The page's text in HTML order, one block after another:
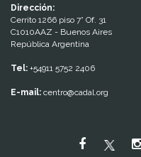
Dirección:
Cerrito 1266 piso 7° Of. 31
C1010AAZ - Buenos Aires
República Argentina
Tel: +54911 5752 2406
E-mail: centro@cadal.org